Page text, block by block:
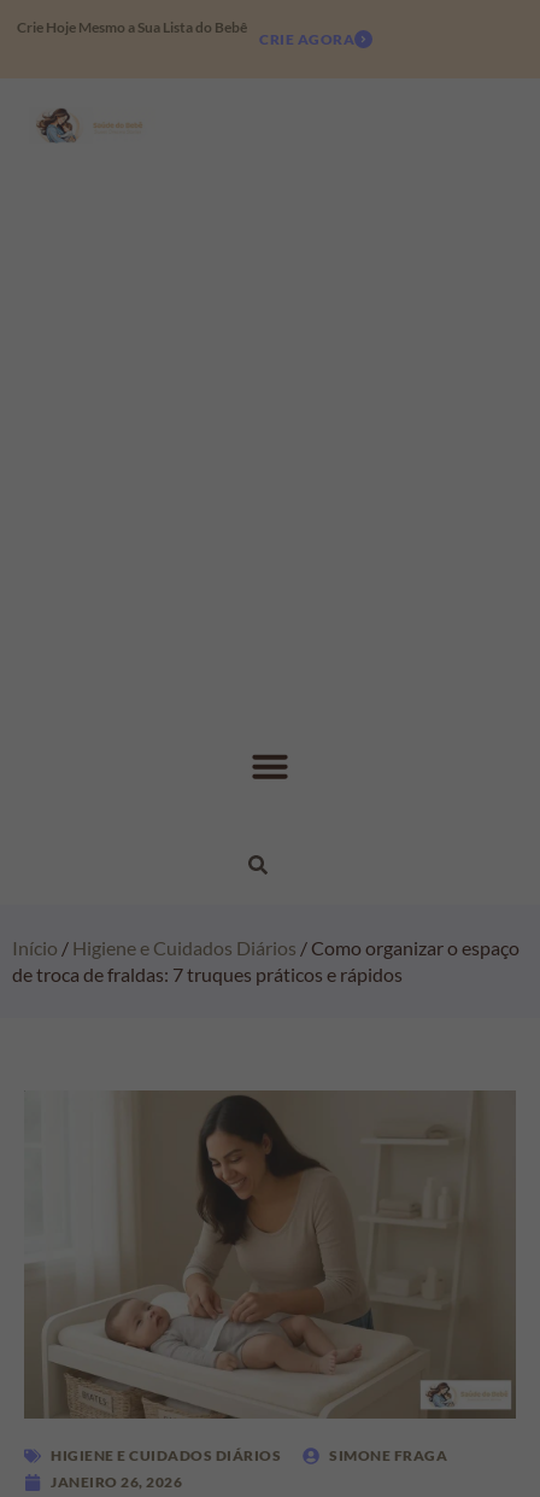
Crie Hoje Mesmo a Sua Lista do Bebê
CRIE AGORA
Início / Higiene e Cuidados Diários / Como organizar o espaço
de troca de fraldas: 7 truques práticos e rápidos
HIGIENE E CUIDADOS DIÁRIOS
SIMONE FRAGA
JANEIRO 26, 2026